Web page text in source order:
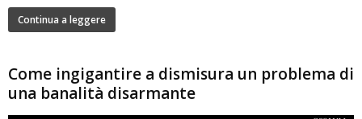
Continua a leggere
Come ingigantire a dismisura un problema di
una banalità disarmante